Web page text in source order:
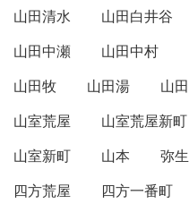
山田清水
山田白井谷
山田中瀬
山田中村
山田牧
山田湯 山
山室荒屋
山室荒屋新町
山室新町
山本 弥
四方荒屋
四方一番町